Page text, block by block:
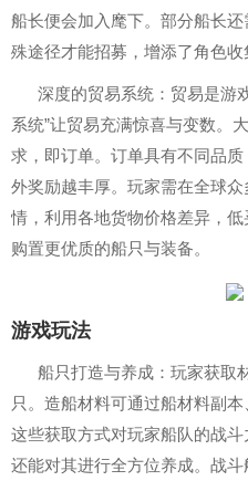
船长便会加入麾下。部分船长
殊途径才能招募，增添了角色收
深度的贸易系统：贸易是游
系统”让贸易充满惊喜与变数。
求，即订单。订单具有不同品
外奖励越丰厚。玩家需在全球
情，利用各地货物价格差异，低
购置更优质的船只与装备。
游戏玩法
船只打造与养成：玩家获取
只。造船材料可通过船材料副
这些获取方式对玩家船队的战
还能对其进行全方位养成。战